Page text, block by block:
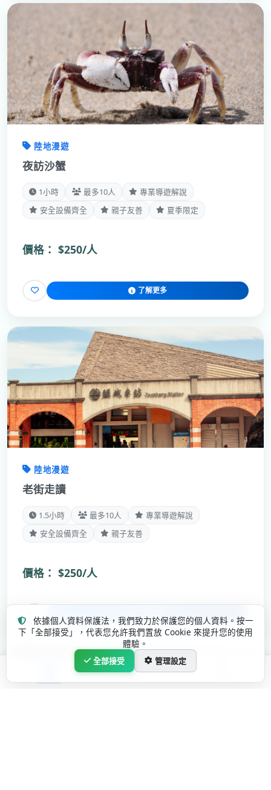
陸地漫遊
夜訪沙蟹
1小時 最多10人
專業導遊解說
安全設備齊全
親子友善 夏季限定
價格： $250/人
了解更多
陸地漫遊
老街走讀
1.5小時 最多10人
專業導遊解說
安全設備齊全
親子友善
價格： $250/人
依據個人資料保護法，我們致力於保護您的個人資料。按一
下「全部接受」，代表您允許我們置放 Cookie 來提升您的使用
體驗。
全部接受 管理設定